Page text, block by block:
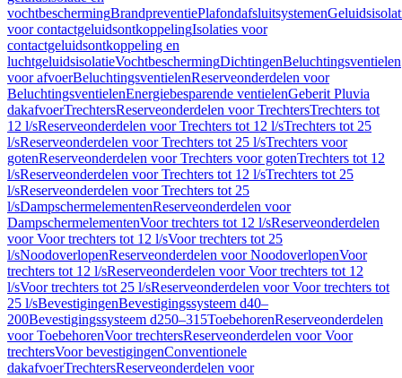
vochtbeschermingBrandpreventiePlafondafsluitsystemen
voor contactgeluidsontkoppelingIsolaties voor
contactgeluidsontkoppeling en
luchtgeluidsisolatieVochtbeschermingDichtingenBeluchtingsventielen
voor afvoerBeluchtingsventielenReserveonderdelen voor
BeluchtingsventielenEnergiebesparende ventielenGeberit Pluvia
dakafvoerTrechtersReserveonderdelen voor TrechtersTrechters tot
12 l/sReserveonderdelen voor Trechters tot 12 l/sTrechters tot 25
l/sReserveonderdelen voor Trechters tot 25 l/sTrechters voor
gotenReserveonderdelen voor Trechters voor gotenTrechters tot 12
l/sReserveonderdelen voor Trechters tot 12 l/sTrechters tot 25
l/sReserveonderdelen voor Trechters tot 25
l/sDampschermelementenReserveonderdelen voor
DampschermelementenVoor trechters tot 12 l/sReserveonderdelen
voor Voor trechters tot 12 l/sVoor trechters tot 25
l/sNoodoverlopenReserveonderdelen voor NoodoverlopenVoor
trechters tot 12 l/sReserveonderdelen voor Voor trechters tot 12
l/sVoor trechters tot 25 l/sReserveonderdelen voor Voor trechters tot
25 l/sBevestigingenBevestigingssysteem d40–
200Bevestigingssysteem d250–315ToebehorenReserveonderdelen
voor ToebehorenVoor trechtersReserveonderdelen voor Voor
trechtersVoor bevestigingenConventionele
dakafvoerTrechtersReserveonderdelen voor